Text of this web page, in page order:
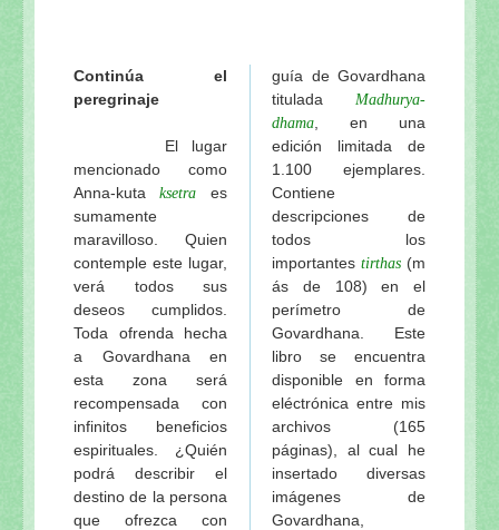
Continuación de la nota anterior: Las formas
Continuación de la nota anterior "En el camino a
Sripad Aindra Prabhu tirobhava-tithi 2011 de
Sri Lalitastakam de Visuddha-sattva Das
El peligro de ir a Vrindavana de Visuddha-sattva Das
Continuación: Sobre Lalita-sakhi de Visuddha-
Los pujaris del Señor Jagannatha de Visuddha-
Los rituales diarios del Señor Jagannatha de
Mahaprabhu en Sri Gambhira de Visuddha-sattva
Tres troncos de madera de Visuddha-sattva Das
Sri Ksetra-dhama de Visuddha-sattva Das
El amoroso pasatiempo del Señor Jagannatha de
El templo del Señor Jagannatha y el Gaura-lila en
El pasatiempo del “cambio de cuerpo” del Señor
Nabhi-Brahma: La “fuerza vital” del Señor
Los pasatiempos de Sri Gauranga en el Ratha-
Ratha-yatra-guhyam-rahasya: El significado
Continúa el
peregrinaje
El lugar
mencionado como
Anna-kuta ksetra es
sumamente
maravilloso. Quien
contemple este lugar,
verá todos sus
deseos cumplidos.
Toda ofrenda hecha
a Govardhana en
esta zona será
recompensada con
infinitos beneficios
espirituales. ¿Quién
podrá describir el
destino de la persona
que ofrezca con
guía de Govardhana
titulada Madhurya-
dhama , en una
edición limitada de
1.100 ejemplares.
Contiene
descripciones de
todos los
importantes tirthas (m
ás de 108) en el
perímetro de
Govardhana. Este
libro se encuentra
disponible en forma
eléctrónica entre mis
archivos (165
páginas), al cual he
insertado diversas
imágenes de
Govardhana,